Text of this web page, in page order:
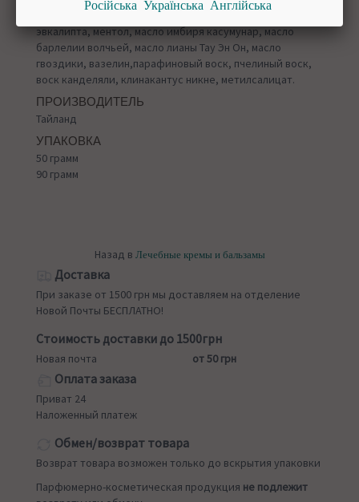
Камфора, камфора борнео, масло мяты, масло
эвкалипта, ментол, масло имбиря касумунар, масло
барлелии волчьей, масло лианы Тау Эн Он, масло
гвоздики, вазелин,парафиновый воск, пчелиный воск,
воск канделяли, клинакантус никне, метилсалицат.
ПРОИЗВОДИТЕЛЬ
Тайланд
УПАКОВКА
50 грамм
90 грамм
Назад в Лечебные кремы и бальзамы
Доставка
При заказе от 1500 грн мы доставляем на отделение
Новой Почты БЕСПЛАТНО!
Стоимость доставки до 1500грн
Новая почта от 50 грн
Оплата заказа
Приват 24
Наложенный платеж
Обмен/возврат товара
Возврат товара возможен только до вскрытия упаковки
Парфюмерно-косметическая продукция не подлежит
Російська Українська Англійська